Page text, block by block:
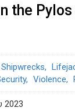
the
Shipwrecks
Violence
2023